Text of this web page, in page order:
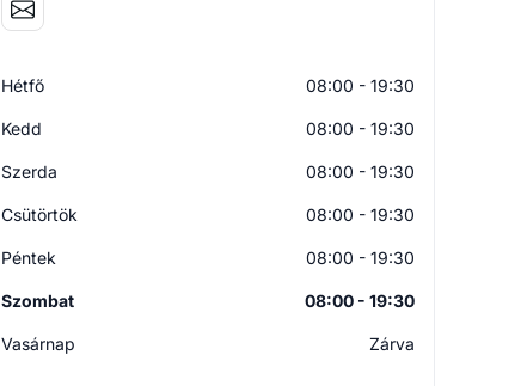
Hétfő 08:00 - 19:30
Kedd 08:00 - 19:30
Szerda 08:00 - 19:30
Csütörtök 08:00 - 19:30
Péntek 08:00 - 19:30
Szombat 08:00 - 19:30
Vasárnap Zárva